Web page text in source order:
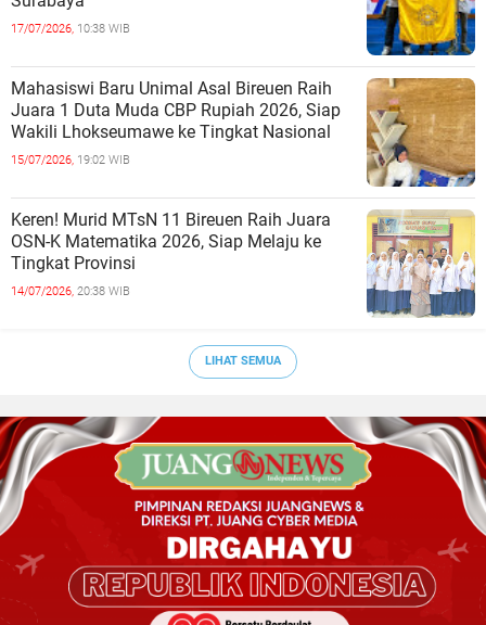
17/07/2026, 10:38 WIB
Mahasiswi Baru Unimal Asal Bireuen Raih
Juara 1 Duta Muda CBP Rupiah 2026, Siap
Wakili Lhokseumawe ke Tingkat Nasional
15/07/2026, 19:02 WIB
Keren! Murid MTsN 11 Bireuen Raih Juara
OSN-K Matematika 2026, Siap Melaju ke
Tingkat Provinsi
14/07/2026, 20:38 WIB
LIHAT SEMUA